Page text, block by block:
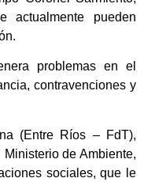
actualmente pueden
problemas en el
contravenciones y
(Entre Ríos – FdT),
de Ambiente,
sociales, que le